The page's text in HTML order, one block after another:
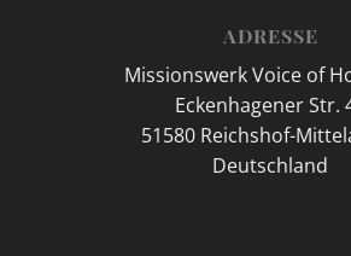
ADRESSE
Missionswerk Voice of
Eckenhagener Str.
51580 Reichshof-
Deutschland